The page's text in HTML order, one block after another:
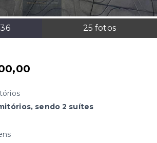
25 fotos
sendo 2 suítes